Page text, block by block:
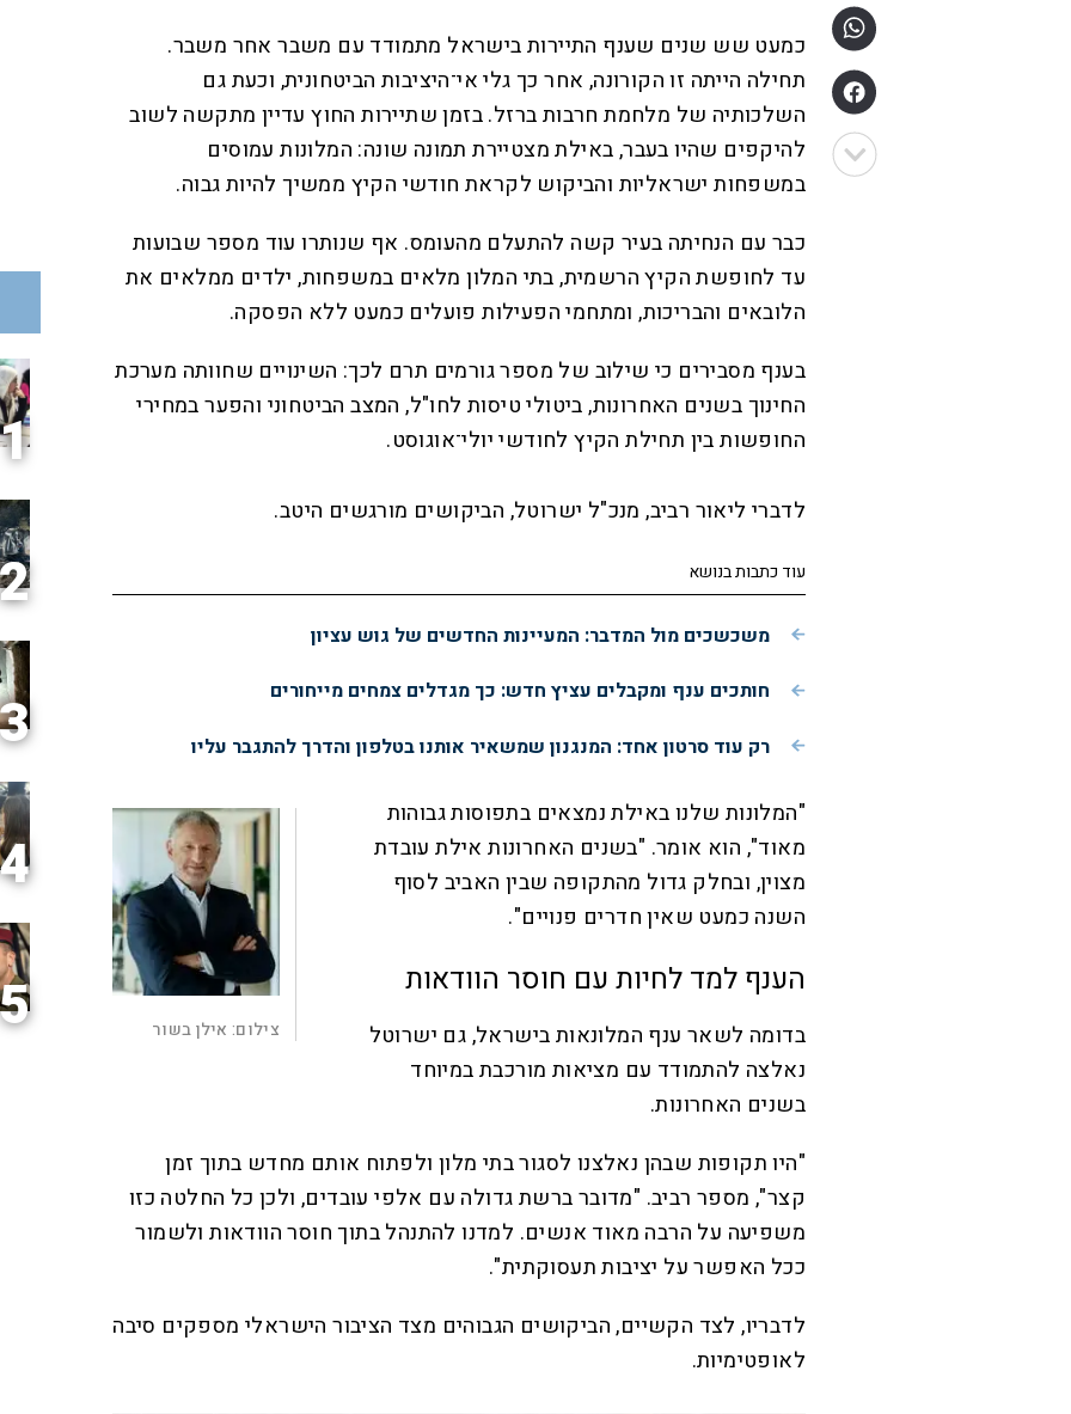
כמעט שש שנים שענף התיירות בישראל מתמודד עם משבר אחר משבר.
תחילה הייתה זו הקורונה, אחר כך גלי אי־היציבות הביטחונית, וכעת גם
השלכותיה של מלחמת חרבות ברזל. בזמן שתיירות החוץ עדיין מתקשה לשוב
להיקפים שהיו בעבר, באילת מצטיירת תמונה שונה: המלונות עמוסים
במשפחות ישראליות והביקוש לקראת חודשי הקיץ ממשיך להיות גבוה.
כבר עם הנחיתה בעיר קשה להתעלם מהעומס. אף שנותרו עוד מספר שבועות
עד לחופשת הקיץ הרשמית, בתי המלון מלאים במשפחות, ילדים ממלאים את
הלובאים והבריכות, ומתחמי הפעילות פועלים כמעט ללא הפסקה.
בענף מסבירים כי שילוב של מספר גורמים תרם לכך: השינויים שחוותה מערכת
החינוך בשנים האחרונות, ביטולי טיסות לחו"ל, המצב הביטחוני והפער במחירי
החופשות בין תחילת הקיץ לחודשי יולי־אוגוסט.
לדברי ליאור רביב, מנכ"ל ישרוטל, הביקושים מורגשים היטב.
עוד כתבות בנושא
משכשכים מול המדבר: המעיינות החדשים של גוש עציון
חותכים ענף ומקבלים עציץ חדש: כך מגדלים צמחים מייחורים
רק עוד סרטון אחד: המנגנון שמשאיר אותנו בטלפון והדרך להתגבר עליו
צילום: אילן בשור
"המלונות שלנו באילת נמצאים בתפוסות גבוהות
מאוד", הוא אומר. "בשנים האחרונות אילת עובדת
מצוין, ובחלק גדול מהתקופה שבין האביב לסוף
השנה כמעט שאין חדרים פנויים".
הענף למד לחיות עם חוסר הוודאות
בדומה לשאר ענף המלונאות בישראל, גם ישרוטל
נאלצה להתמודד עם מציאות מורכבת במיוחד
בשנים האחרונות.
"היו תקופות שבהן נאלצנו לסגור בתי מלון ולפתוח אותם מחדש בתוך זמן
קצר", מספר רביב. "מדובר ברשת גדולה עם אלפי עובדים, ולכן כל החלטה כזו
משפיעה על הרבה מאוד אנשים. למדנו להתנהל בתוך חוסר הוודאות ולשמור
ככל האפשר על יציבות תעסוקתית".
לדבריו, לצד הקשיים, הביקושים הגבוהים מצד הציבור הישראלי מספקים סיבה
לאופטימיות.